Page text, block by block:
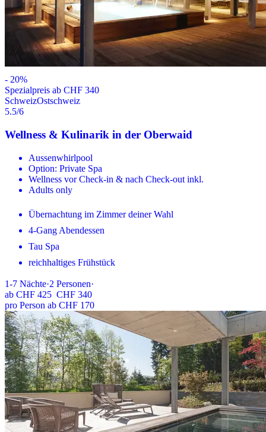
- 20%
Spezialpreis ab CHF 340
SchweizOstschweiz
5.5/6
Wellness & Kulinarik in der Oberwaid
Aussenwhirlpool
Option: Private Spa
Wellness vor Check-in & nach Check-out inkl.
Adults only
Übernachtung im Zimmer deiner Wahl
4-Gang Abendessen
Tau Spa
reichhaltiges Frühstück
1-7 Nächte·2 Personen·
ab CHF 425 CHF 340
pro Person ab CHF 170